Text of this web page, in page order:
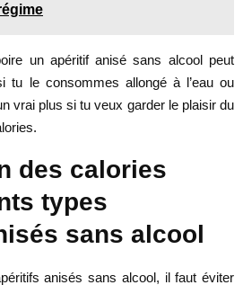
un apéritif anisé sans alcool peut
tu le consommes allongé à l’eau ou
vrai plus si tu veux garder le plaisir du
des calories
types
sans alcool
anisés sans alcool, il faut éviter